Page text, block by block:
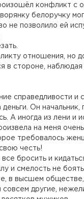
конфликт с
белоручку
не позволило ей
отношения, но
в стороне,
справедливости и
Он начальник,
А иногда из лени и
на меня
требовалось
честь!
бросить и
и смелость не
в высшем
другие,